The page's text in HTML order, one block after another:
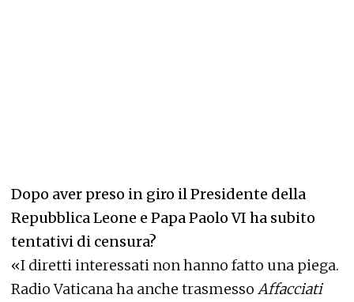
Dopo aver preso in giro il Presidente della
Repubblica Leone e Papa Paolo VI ha subito
tentativi di censura?
«I diretti interessati non hanno fatto una piega.
Radio Vaticana ha anche trasmesso Affacciati